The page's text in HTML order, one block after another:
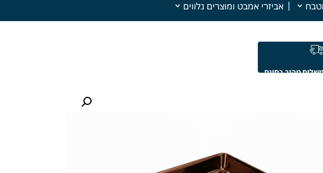
אביזרי אמבט ומוצרים נלווים
מהיר בחינם